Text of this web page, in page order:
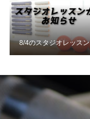
8/4のスタジオレッスン